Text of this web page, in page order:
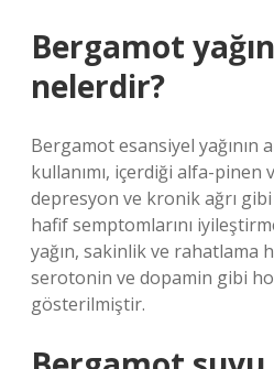
Bergamot
nelerdir?
Bergamot esansiyel
kullanımı, içerdiği alfa-pinen
depresyon ve kronik ağrı
hafif semptomlarını
yağın, sakinlik ve rahatlama
serotonin ve dopamin gibi
gösterilmiştir.